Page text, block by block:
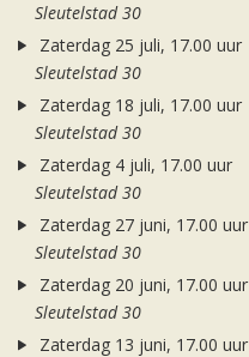
Sleutelstad 30
Zaterdag 25 juli, 17.00 uur
Sleutelstad 30
Zaterdag 18 juli, 17.00 uur
Sleutelstad 30
Zaterdag 4 juli, 17.00 uur
Sleutelstad 30
Zaterdag 27 juni, 17.00 uur
Sleutelstad 30
Zaterdag 20 juni, 17.00 uur
Sleutelstad 30
Zaterdag 13 juni, 17.00 uur